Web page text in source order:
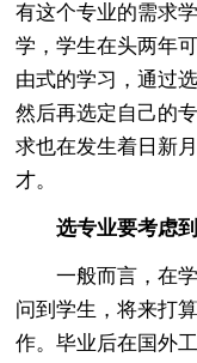
有这个专业的需求
学，学生在头两年
由式的学习，通过
然后再选定自己的
求也在发生着日新
才。
选专业要考虑
一般而言，在学
问到学生，将来打
作。毕业后在国外